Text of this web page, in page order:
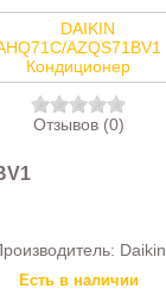
Отзывов (0)
Daikin
Есть в наличии